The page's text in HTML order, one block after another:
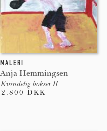
MALERI
Anja Hemmingsen
Kvindelig bokser II
2.800 DKK